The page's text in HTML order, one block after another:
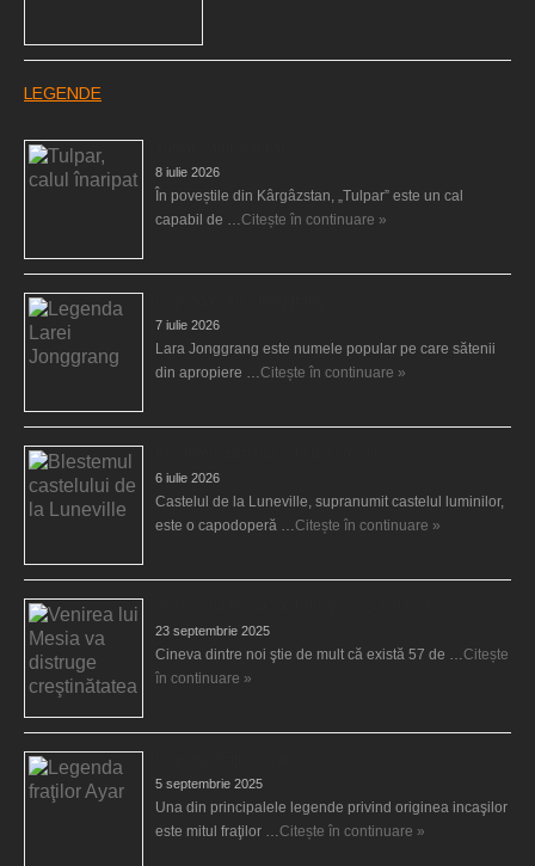
LEGENDE
8 iulie 2026
În poveștile din Kârgâzstan, „Tulpar” este un cal
capabil de …Citește în continuare »
7 iulie 2026
Lara Jonggrang este numele popular pe care sătenii
din apropiere …Citește în continuare »
6 iulie 2026
Castelul de la Luneville, supranumit castelul luminilor,
este o capodoperă …Citește în continuare »
23 septembrie 2025
Cineva dintre noi ştie de mult că există 57 de …Citește
în continuare »
5 septembrie 2025
Una din principalele legende privind originea incaşilor
este mitul fraţilor …Citește în continuare »